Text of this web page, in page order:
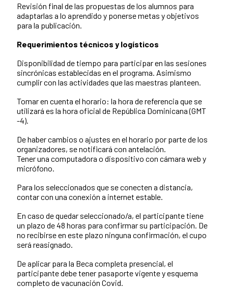
Revisión final de las propuestas de los alumnos para
adaptarlas a lo aprendido y ponerse metas y objetivos
para la publicación.
Requerimientos técnicos y logísticos
Disponibilidad de tiempo para participar en las sesiones
sincrónicas establecidas en el programa. Asimismo
cumplir con las actividades que las maestras planteen.
Tomar en cuenta el horario: la hora de referencia que se
utilizará es la hora oficial de República Dominicana (GMT
-4).
De haber cambios o ajustes en el horario por parte de los
organizadores, se notificará con antelación.
Tener una computadora o dispositivo con cámara web y
micrófono.
Para los seleccionados que se conecten a distancia,
contar con una conexión a internet estable.
En caso de quedar seleccionado/a, el participante tiene
un plazo de 48 horas para confirmar su participación. De
no recibirse en este plazo ninguna confirmación, el cupo
será reasignado.
De aplicar para la Beca completa presencial, el
participante debe tener pasaporte vigente y esquema
completo de vacunación Covid.